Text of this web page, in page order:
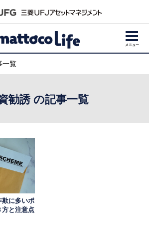
メニュー
一覧
勧誘 の記事一覧
欺に多いポ
と注意点